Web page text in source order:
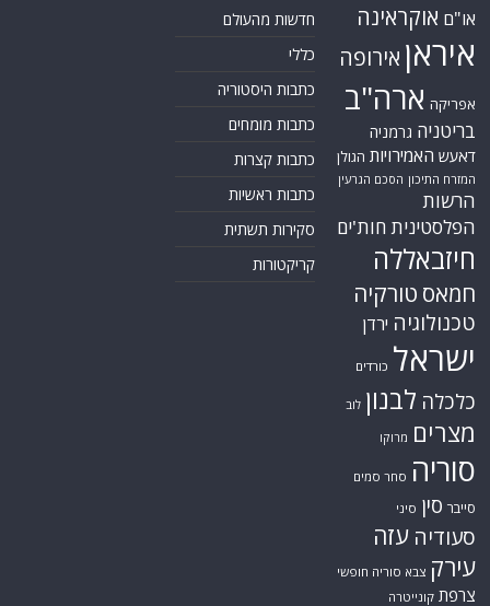
או"ם אוקראינה
איראן אירופה
אפריקה ארה"ב
בריטניה גרמניה
דאעש האמירויות הגולן
המזרח התיכון הסכם הגרעין
הרשות
הפלסטינית חות'ים
חיזבאללה
חמאס טורקיה
טכנולוגיה ירדן
ישראל כורדים
כלכלה לבנון לוב
מצרים מרוקו
סוריה סחר סמים
סייבר סין סיני
סעודיה עזה
עירק צבא סוריה חופשי
צרפת קונייטרה
חדשות מהעולם
כללי
כתבות היסטוריה
כתבות מומחים
כתבות קצרות
כתבות ראשיות
סקירות תשתית
קריקטורות